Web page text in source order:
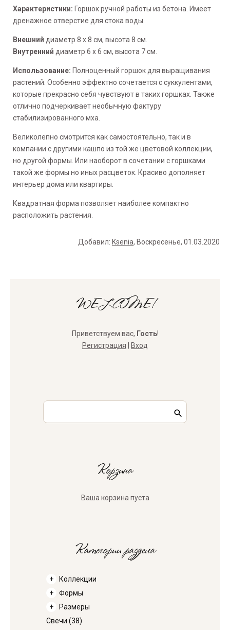
Характеристики: Горшок ручной работы из бетона. Имеет
дренажное отверстие для стока воды.
Внешний диаметр 8 x 8 см, высота 8 см.
Внутренний диаметр 6 х 6 см, высота 7 см.
Использование: Полноценный горшок для выращивания
растений. Особенно эффектно сочетается с суккулентами,
которые прекрасно себя чувствуют в таких горшках. Также
отлично подчеркивает необычную фактуру
стабилизированного мха.
Великолепно смотрится как самостоятельно, так и в
компании с другими кашпо из той же цветовой коллекции,
но другой формы. Или наоборот в сочетании с горшками
такой же формы но иных расцветок. Красиво дополняет
интерьер дома или квартиры.
Квадратная форма позволяет наиболее компактно
расположить растения.
Добавил: Ksenia, Воскресенье, 01.03.2020
WELCOME!
Приветствуем вас, Гость!
Регистрация
Вход
Корзина
Ваша корзина пуста
Категории раздела
Коллекции
Формы
Размеры
Свечи (38)